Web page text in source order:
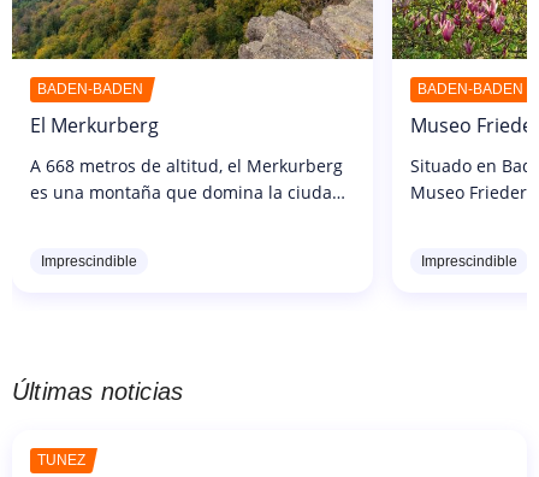
BADEN-BADEN
El Merkurberg
A 668 metros de altitud, el Merkurberg
es una montaña que domina la ciudad
entre lugareños y turistas por igual,...
Imprescindible
BADEN-BADEN
Museo
Situado en
Museo Frieder
Imprescindible
Últimas noticias
TÚNEZ